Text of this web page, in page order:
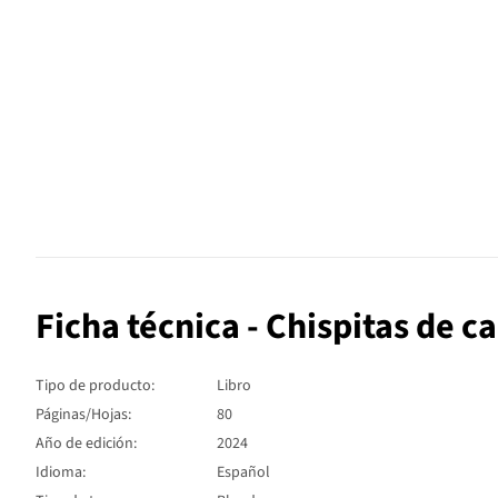
Ficha técnica - Chispitas de
Tipo de producto:
Libro
Páginas/Hojas:
80
Año de edición:
2024
Idioma:
Español